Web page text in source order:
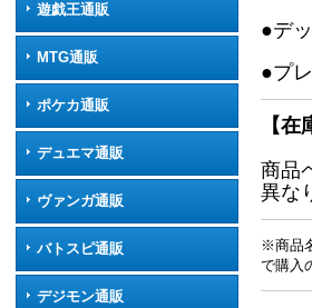
遊戯王通販
MTG通販
ポケカ通販
デュエマ通販
ヴァンガ通販
バトスピ通販
デジモン通販
●デ
●プ
【
商品
異な
※商品
で購入